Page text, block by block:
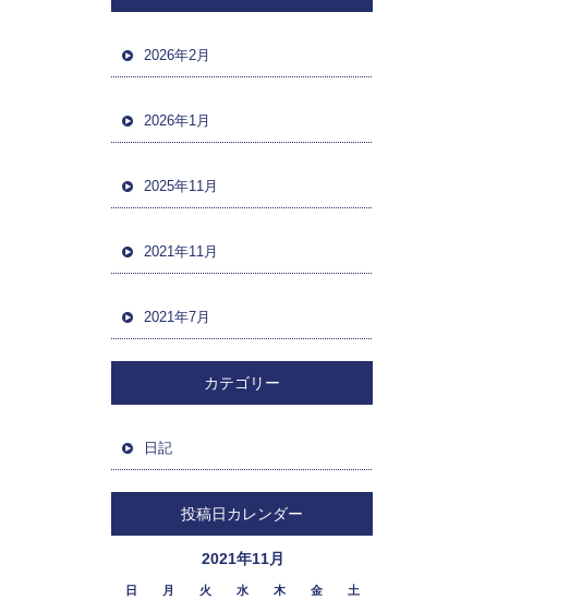
2026年2月
2026年1月
2025年11月
2021年11月
2021年7月
カテゴリー
日記
投稿日カレンダー
2021年11月
日 月 火 水 木 金 土